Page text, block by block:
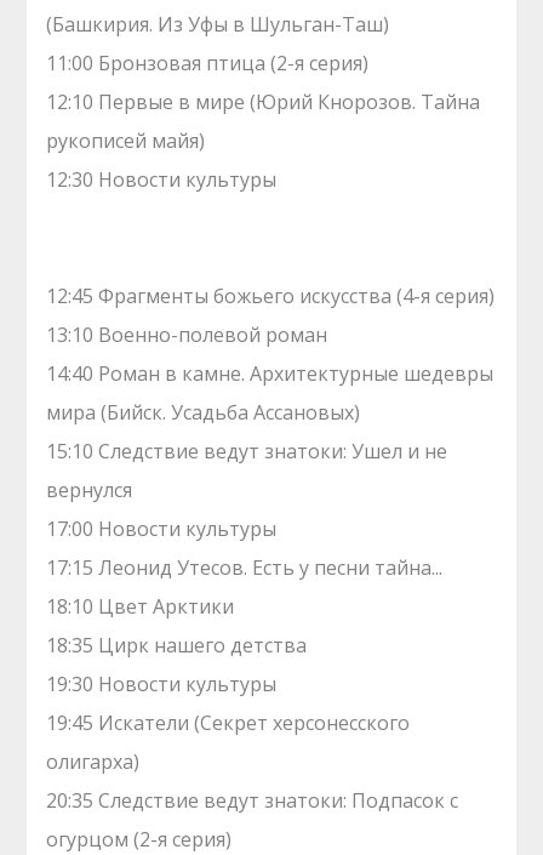
(Башкирия. Из Уфы в Шульган-Таш)
11:00 Бронзовая птица (2-я серия)
12:10 Первые в мире (Юрий Кнорозов. Тайна
рукописей майя)
12:30 Новости культуры
12:45 Фрагменты божьего искусства (4-я серия)
13:10 Военно-полевой роман
14:40 Роман в камне. Архитектурные шедевры
мира (Бийск. Усадьба Ассановых)
15:10 Следствие ведут знатоки: Ушел и не
вернулся
17:00 Новости культуры
17:15 Леонид Утесов. Есть у песни тайна...
18:10 Цвет Арктики
18:35 Цирк нашего детства
19:30 Новости культуры
19:45 Искатели (Секрет херсонесского
олигарха)
20:35 Следствие ведут знатоки: Подпасок с
огурцом (2-я серия)